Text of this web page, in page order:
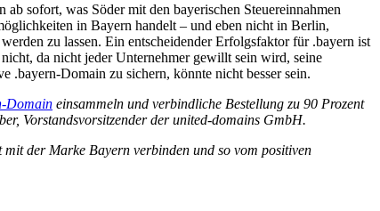
sofort, was Söder mit den bayerischen Steuereinnahmen
in Bayern handelt – und eben nicht in Berlin,
zu lassen. Ein entscheidender Erfolgsfaktor für .bayern ist
da nicht jeder Unternehmer gewillt sein wird, seine
.bayern-Domain zu sichern, könnte nicht besser sein.
Domain einsammeln und verbindliche Bestellung zu 90 Prozent
Vorstandsvorsitzender der united-domains GmbH.
der Marke Bayern verbinden und so vom positiven